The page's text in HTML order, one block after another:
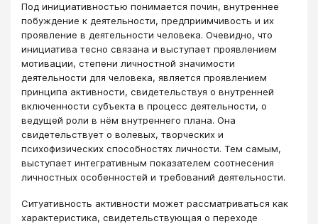
Под инициативностью понимается почин, внутреннее
побуждение к деятельности, предприимчивость и их
проявление в деятельности человека. Очевидно, что
инициатива тесно связана и выступает проявлением
мотивации, степени личностной значимости
деятельности для человека, является проявлением
принципа активности, свидетельствуя о внутренней
включенности субъекта в процесс деятельности, о
ведущей роли в нём внутреннего плана. Она
свидетельствует о волевых, творческих и
психофизических способностях личности. Тем самым,
выступает интегративным показателем соотнесения
личностных особенностей и требований деятельности.
Ситуативность активности может рассматриваться как
характеристика, свидетельствующая о переходе